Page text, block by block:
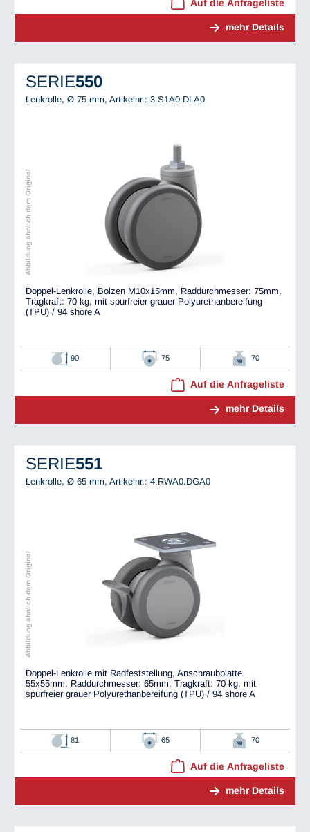
Auf die Anfrageliste
mehr Details
SERIE550
Lenkrolle, Ø 75 mm, Artikelnr.: 3.S1A0.DLA0
Abbildung ähnlich dem Original
Doppel-Lenkrolle, Bolzen M10x15mm, Raddurchmesser: 75mm,
Tragkraft: 70 kg, mit spurfreier grauer Polyurethanbereifung
(TPU) / 94 shore A
90 75 70
Auf die Anfrageliste
mehr Details
SERIE551
Lenkrolle, Ø 65 mm, Artikelnr.: 4.RWA0.DGA0
Abbildung ähnlich dem Original
Doppel-Lenkrolle mit Radfeststellung, Anschraubplatte
55x55mm, Raddurchmesser: 65mm, Tragkraft: 70 kg, mit
spurfreier grauer Polyurethanbereifung (TPU) / 94 shore A
81 65 70
Auf die Anfrageliste
mehr Details